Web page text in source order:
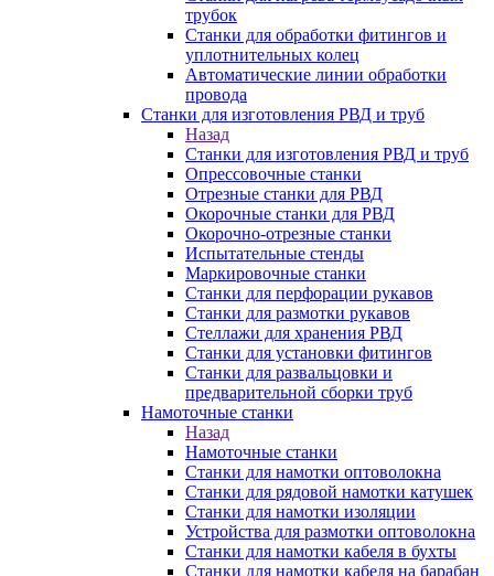
трубок
Станки для обработки фитингов и
уплотнительных колец
Автоматические линии обработки
провода
Станки для изготовления РВД и труб
Назад
Станки для изготовления РВД и труб
Опрессовочные станки
Отрезные станки для РВД
Окорочные станки для РВД
Окорочно-отрезные станки
Испытательные стенды
Маркировочные станки
Станки для перфорации рукавов
Станки для размотки рукавов
Стеллажи для хранения РВД
Станки для установки фитингов
Станки для развальцовки и
предварительной сборки труб
Намоточные станки
Назад
Намоточные станки
Станки для намотки оптоволокна
Станки для рядовой намотки катушек
Станки для намотки изоляции
Устройства для размотки оптоволокна
Станки для намотки кабеля в бухты
Станки для намотки кабеля на барабан